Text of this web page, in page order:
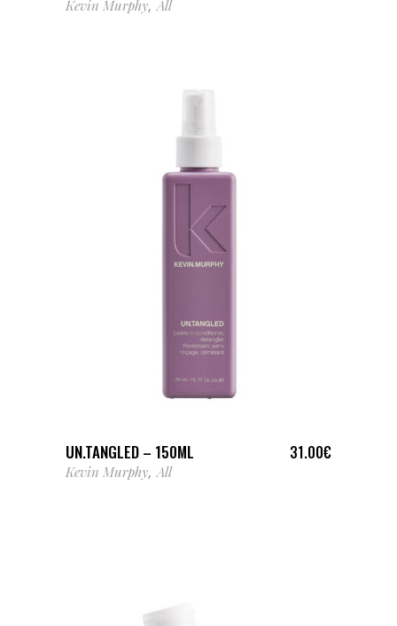
Kevin Murphy,All
AJOUTER AU PANIER
UN.TANGLED – 150ML 31.00€
Kevin Murphy,All